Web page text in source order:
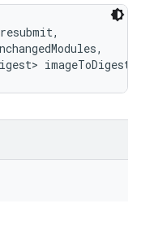
imageToDigest)